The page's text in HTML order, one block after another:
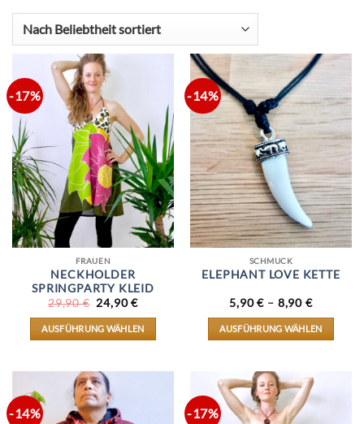
-17%
FRAUEN
NECKHOLDER
SPRINGPARTY KLEID
29,90€ URSPRÜNGLICHER
PREIS
WAR:
29,90 €
24,90€AKTUELLER
IST:
24,90 €.
AUSFÜHRUNG WÄHLEN
WEIST
MEHRERE
VARIANTEN
AUF.
-14%
SCHMUCK
ELEPHANT LOVE KETTE
5,90€ – 8,90 €
AUSFÜHRUNG WÄHLEN
WEIST
MEHRERE
VARIANTEN
AUF.
-14% -17%